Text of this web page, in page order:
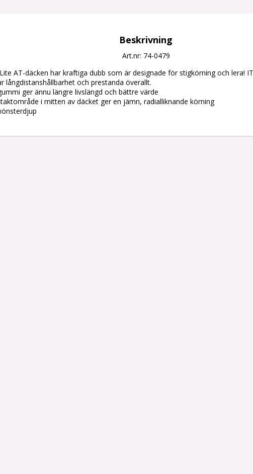
Beskrivning
Art.nr: 74-0479
AT-däcken har kraftiga dubb som är designade för stigkörning och lera!
långdistanshållbarhet och prestanda överallt.
ger ännu längre livslängd och bättre värde
i mitten av däcket ger en jämn, radialliknande körning